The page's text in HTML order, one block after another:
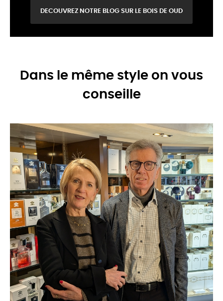
DECOUVREZ NOTRE BLOG SUR LE BOIS DE OUD
Dans le même style on vous
conseille